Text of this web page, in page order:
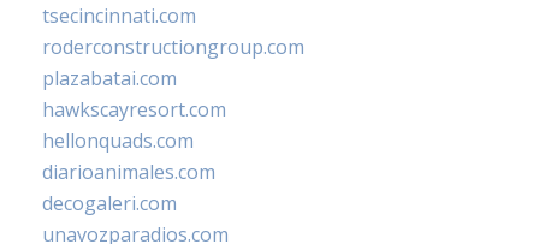
tsecincinnati.com
roderconstructiongroup.com
plazabatai.com
hawkscayresort.com
hellonquads.com
diarioanimales.com
decogaleri.com
unavozparadios.com